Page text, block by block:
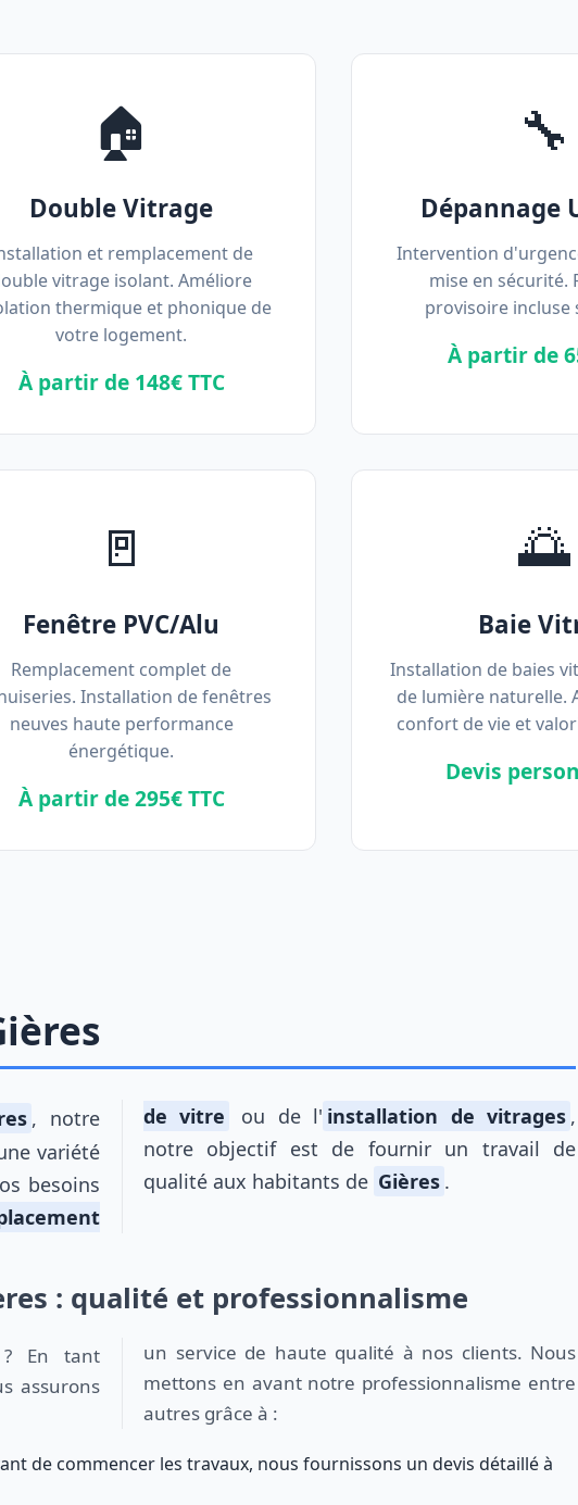
🏠
Double Vitrage
et remplacement de
vitrage isolant. Améliore
thermique et phonique de
votre logement.
À partir de 148€ TTC
🔧
Dépannage
Intervention
mise en sécurité.
provisoire incluse
À partir de
🚪
Fenêtre PVC/Alu
Remplacement complet de
Installation de fenêtres
neuves haute performance
énergétique.
À partir de 295€ TTC
🌅
Baie
Installation de baies
de lumière naturelle.
confort de vie et
Devis
, notre
variété
besoins
de vitre ou de l' installation de vitrages ,
notre objectif est de fournir un travail de
qualité aux habitants de Gières .
: qualité et professionnalisme
assurons
un service de haute qualité à nos clients. Nous
mettons en avant notre professionnalisme entre
autres grâce à :
de commencer les travaux, nous fournissons un devis détaillé à